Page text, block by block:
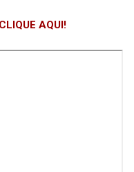
AQUI!